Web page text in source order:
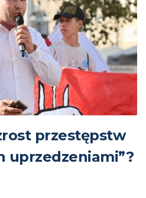
przestępstw
uprzedzeniami”?